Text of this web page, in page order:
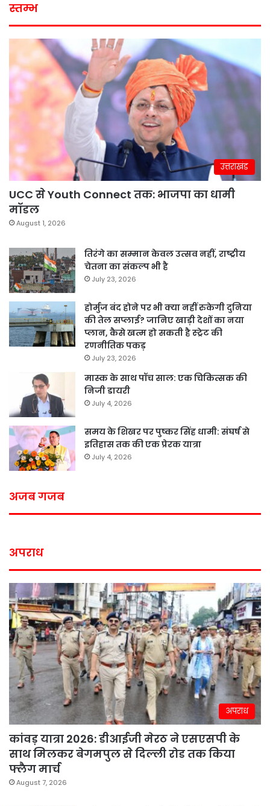
स्तम्भ
उत्तराखंड
UCC से Youth Connect तक: भाजपा का धामी
मॉडल
August 1, 2026
तिरंगे का सम्मान केवल उत्सव नहीं, राष्ट्रीय
चेतना का संकल्प भी है
July 23, 2026
होर्मुज बंद होने पर भी क्या नहीं रुकेगी दुनिया
की तेल सप्लाई? जानिए खाड़ी देशों का नया
प्लान, कैसे खत्म हो सकती है स्ट्रेट की
रणनीतिक पकड़
July 23, 2026
मास्क के साथ पॉच साल: एक चिकित्सक की
निजी डायरी
July 4, 2026
समय के शिखर पर पुष्कर सिंह धामी: संघर्ष से
इतिहास तक की एक प्रेरक यात्रा
July 4, 2026
अजब गजब
अपराध
अपराध
कांवड़ यात्रा 2026: डीआईजी मेरठ ने एसएसपी के
साथ मिलकर बेगमपुल से दिल्ली रोड तक किया
फ्लैग मार्च
August 7, 2026